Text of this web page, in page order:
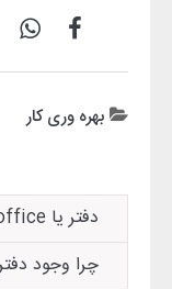
بهره وری کار
دفتر یا office به چه معناست؟
چرا وجود